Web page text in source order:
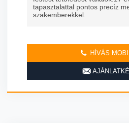
tapasztalattal pontos precíz
szakemberekkel.
HÍVÁS